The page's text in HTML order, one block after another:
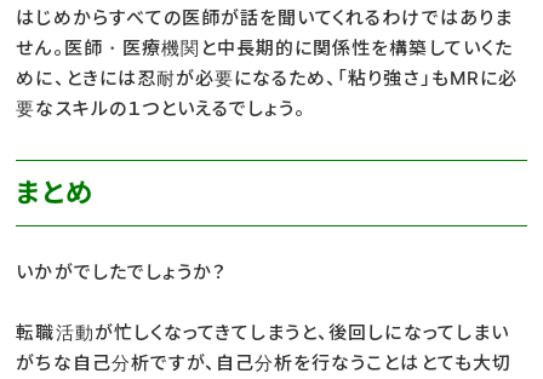
はじめからすべての医師が話を聞いてくれるわけではありま
せん。医師・医療機関と中長期的に関係性を構築していくた
めに、ときには忍耐が必要になるため、「粘り強さ」もMRに必
要なスキルの１つといえるでしょう。
まとめ
いかがでしたでしょうか？
転職活動が忙しくなってきてしまうと、後回しになってしまい
がちな自己分析ですが、自己分析を行なうことはとても大切